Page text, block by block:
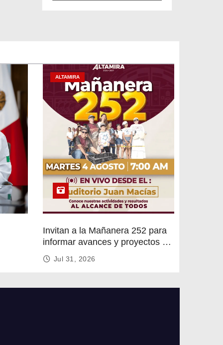
ALTAMIRA
Invitan a la Mañanera 252 para
informar avances y proyectos de
Altamira
Jul 31, 2026